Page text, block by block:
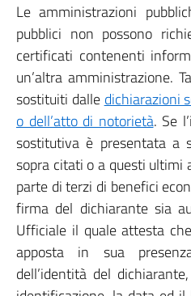
Le amministrazioni
pubblici non possono
certificati contenenti
un’altra amministrazione.
sostituiti dalle dichiarazioni
o dell’atto di notorietà. Se
sostitutiva è presentata a
sopra citati o a questi ultimi
parte di terzi di benefici
firma del dichiarante sia
Ufficiale il quale attesta
apposta in sua
dell’identità del